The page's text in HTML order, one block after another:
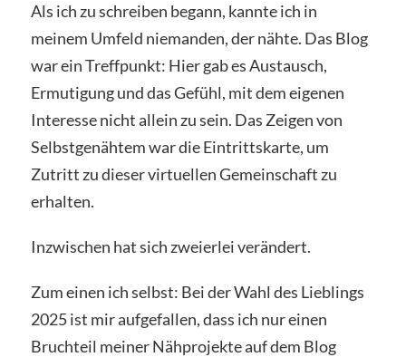
Als ich zu schreiben begann, kannte ich in
meinem Umfeld niemanden, der nähte. Das Blog
war ein Treffpunkt: Hier gab es Austausch,
Ermutigung und das Gefühl, mit dem eigenen
Interesse nicht allein zu sein. Das Zeigen von
Selbstgenähtem war die Eintrittskarte, um
Zutritt zu dieser virtuellen Gemeinschaft zu
erhalten.
Inzwischen hat sich zweierlei verändert.
Zum einen ich selbst: Bei der Wahl des Lieblings
2025 ist mir aufgefallen, dass ich nur einen
Bruchteil meiner Nähprojekte auf dem Blog